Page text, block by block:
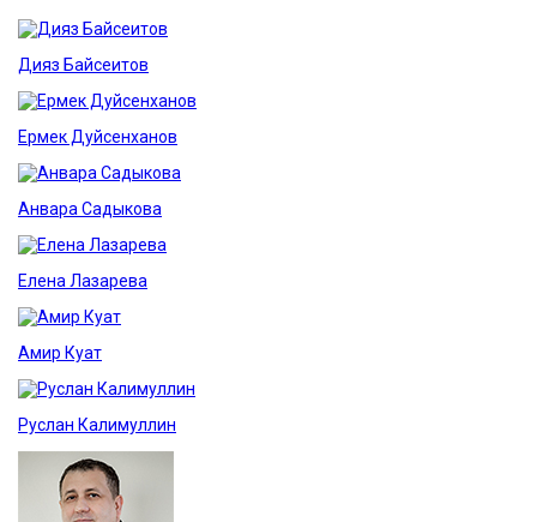
Дияз Байсеитов
Ермек Дуйсенханов
Анвара Садыкова
Елена Лазарева
Амир Куат
Руслан Калимуллин